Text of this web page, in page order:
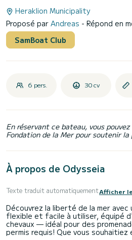
Heraklion Municipality
Proposé par Andreas - Répond en
SamBoat Club
6 pers. 30 cv
En réservant ce bateau, vous
Fondation de la Mer pour soutenir
À propos de Odysseia
Texte traduit automatiquementAfficher
Découvrez la liberté de la mer
flexible et facile à utiliser, équipé
chevaux — idéal pour des
permis requis! Que vous